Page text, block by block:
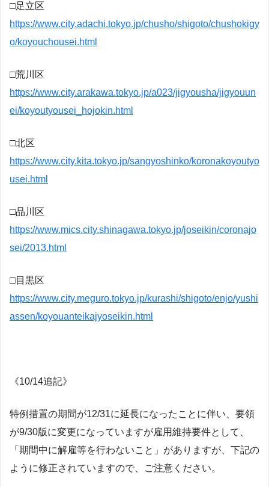
□足立区
https://www.city.adachi.tokyo.jp/chusho/shigoto/chushokigy
o/koyouchousei.html
□荒川区
https://www.city.arakawa.tokyo.jp/a023/jigyousha/jigyouun
ei/koyoutyousei_hojokin.html
□北区
https://www.city.kita.tokyo.jp/sangyoshinko/koronakoyoutyo
usei.html
□品川区
https://www.mics.city.shinagawa.tokyo.jp/joseikin/coronajo
sei/2013.html
□目黒区
https://www.city.meguro.tokyo.jp/kurashi/shigoto/enjo/yushi
assen/koyouanteikajyoseikin.html
《10/14追記》
特例措置の期間が12/31に延長になったことに伴い、要領
が9/30版に変更になっていますが雇用維持要件として、
「期間中に解雇等を行わないこと」がありますが、下記の
ように修正されていますので、ご注意ください。